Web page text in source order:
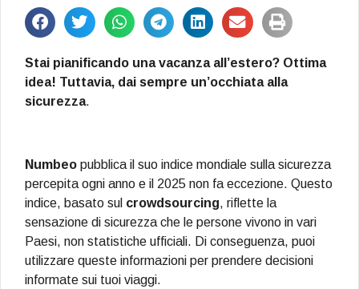
Stai pianificando una vacanza all’estero? Ottima
idea! Tuttavia, dai sempre un’occhiata alla
sicurezza.
Numbeo pubblica il suo indice mondiale sulla sicurezza
percepita ogni anno e il 2025 non fa eccezione. Questo
indice, basato sul crowdsourcing, riflette la
sensazione di sicurezza che le persone vivono in vari
Paesi, non statistiche ufficiali. Di conseguenza, puoi
utilizzare queste informazioni per prendere decisioni
informate sui tuoi viaggi.